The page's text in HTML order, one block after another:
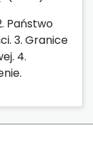
Państwo
3. Granice
4.